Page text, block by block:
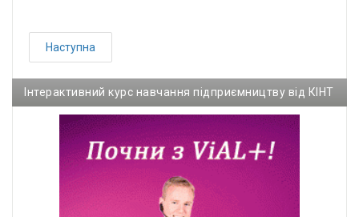
Наступна
Інтерактивний курс навчання підприємництву від КІНТ